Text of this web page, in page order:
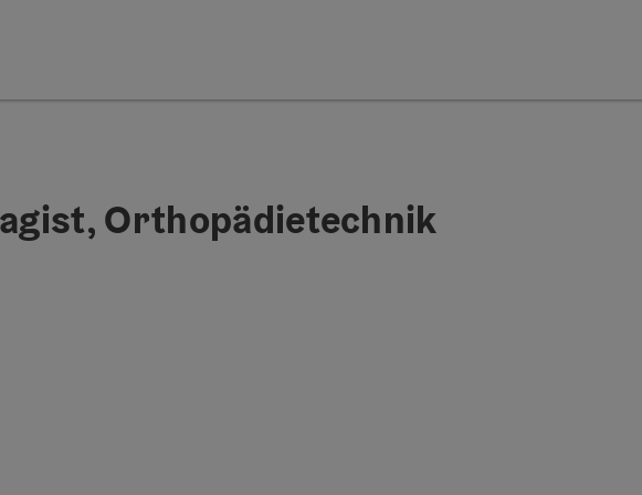
Orthopädietechnik